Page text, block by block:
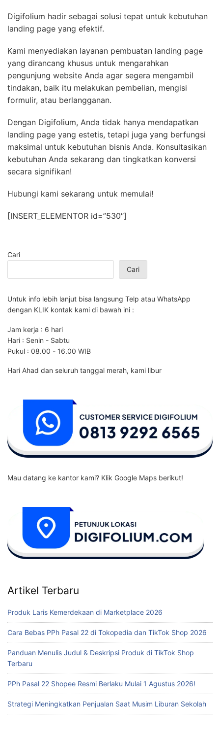
Digifolium hadir sebagai solusi tepat untuk kebutuhan
landing page yang efektif.
Kami menyediakan layanan pembuatan landing page
yang dirancang khusus untuk mengarahkan
pengunjung website Anda agar segera mengambil
tindakan, baik itu melakukan pembelian, mengisi
formulir, atau berlangganan.
Dengan Digifolium, Anda tidak hanya mendapatkan
landing page yang estetis, tetapi juga yang berfungsi
maksimal untuk kebutuhan bisnis Anda. Konsultasikan
kebutuhan Anda sekarang dan tingkatkan konversi
secara signifikan!
Hubungi kami sekarang untuk memulai!
[INSERT_ELEMENTOR id=”530″]
Cari
Cari
Untuk info lebih lanjut bisa langsung Telp atau WhatsApp
dengan KLIK kontak kami di bawah ini :
Jam kerja : 6 hari
Hari : Senin - Sabtu
Pukul : 08.00 - 16.00 WIB
Hari Ahad dan seluruh tanggal merah, kami libur
Mau datang ke kantor kami? Klik Google Maps berikut!
Artikel Terbaru
Produk Laris Kemerdekaan di Marketplace 2026
Cara Bebas PPh Pasal 22 di Tokopedia dan TikTok Shop 2026
Panduan Menulis Judul & Deskripsi Produk di TikTok Shop
Terbaru
PPh Pasal 22 Shopee Resmi Berlaku Mulai 1 Agustus 2026!
Strategi Meningkatkan Penjualan Saat Musim Liburan Sekolah